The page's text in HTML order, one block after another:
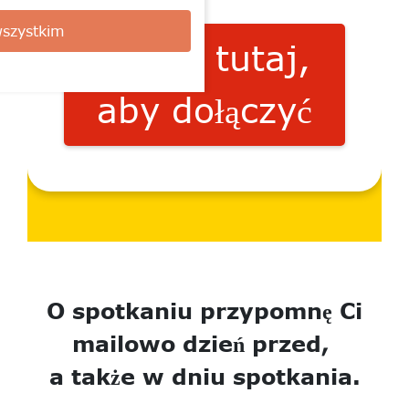
Kliknij tutaj,
aby dołączyć
O spotkaniu przypomnę Ci
mailowo dzień przed,
a także w dniu spotkania.